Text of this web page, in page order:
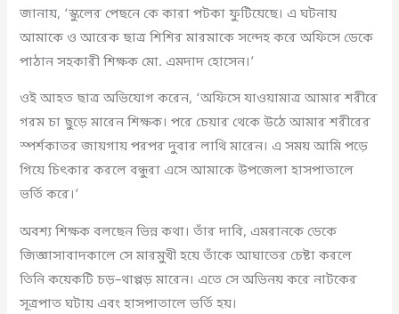
জানায়, ‘স্কুলের পেছনে কে কারা পটকা ফুটিয়েছে। এ ঘটনায়
আমাকে ও আরেক ছাত্র শিশির মারমাকে সন্দেহ করে অফিসে ডেকে
পাঠান সহকারী শিক্ষক মো. এমদাদ হোসেন।’
ওই আহত ছাত্র অভিযোগ করেন, ‘অফিসে যাওয়ামাত্র আমার শরীরে
গরম চা ছুড়ে মারেন শিক্ষক। পরে চেয়ার থেকে উঠে আমার শরীরের
স্পর্শকাতর জায়গায় পরপর দুবার লাথি মারেন। এ সময় আমি পড়ে
গিয়ে চিৎকার করলে বন্ধুরা এসে আমাকে উপজেলা হাসপাতালে
ভর্তি করে।’
অবশ্য শিক্ষক বলছেন ভিন্ন কথা। তাঁর দাবি, এমরানকে ডেকে
জিজ্ঞাসাবাদকালে সে মারমুখী হয়ে তাঁকে আঘাতের চেষ্টা করলে
তিনি কয়েকটি চড়–থাপ্পড় মারেন। এতে সে অভিনয় করে নাটকের
সূত্রপাত ঘটায় এবং হাসপাতালে ভর্তি হয়।